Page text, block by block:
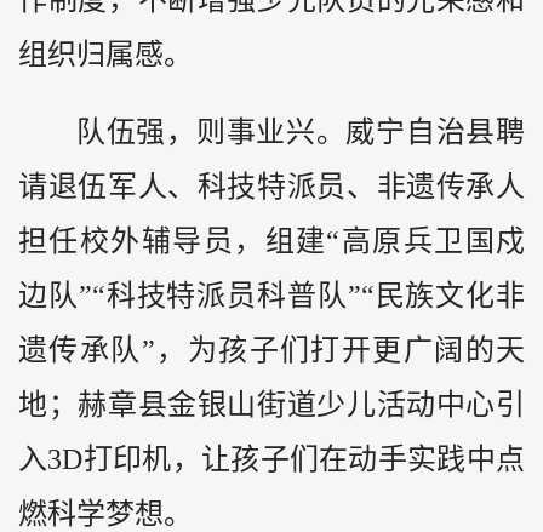
组织归属感。
队伍强，则事业兴。威宁自治县聘
请退伍军人、科技特派员、非遗传承人
担任校外辅导员，组建“高原兵卫国戍
边队”“科技特派员科普队”“民族文化非
遗传承队”，为孩子们打开更广阔的天
地；赫章县金银山街道少儿活动中心引
入3D打印机，让孩子们在动手实践中点
燃科学梦想。